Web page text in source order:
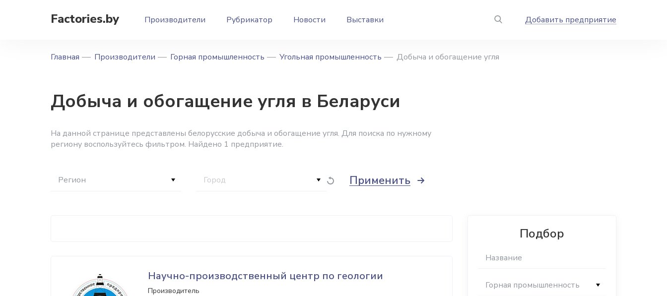
Factories.by Производители Рубрикатор Новости Выставки Добавить предприятие
Главная Производители Горная промышленность Угольная промышленность Добыча и обогащение угля
Добыча и обогащение угля в Беларуси
На данной странице представлены белорусские добыча и обогащение угля. Для поиска по нужному
региону воспользуйтесь фильтром. Найдено 1 предприятие.
Регион Город Применить
Научно-производственный центр по геологии
Производитель
Подбор
Горная промышленность